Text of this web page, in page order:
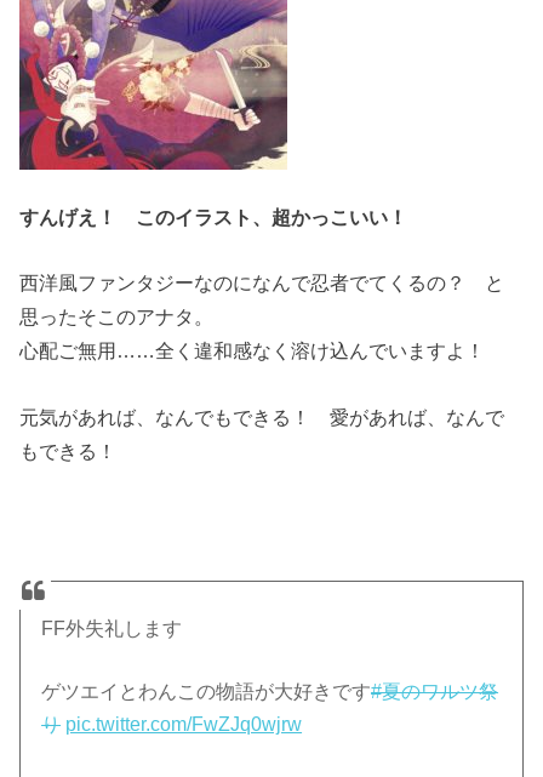
すんげえ！ このイラスト、超かっこいい！
西洋風ファンタジーなのになんで忍者でてくるの？ と
思ったそこのアナタ。
心配ご無用……全く違和感なく溶け込んでいますよ！
元気があれば、なんでもできる！ 愛があれば、なんで
もできる！
FF外失礼します
ゲツエイとわんこの物語が大好きです#夏のワルツ祭
り pic.twitter.com/FwZJq0wjrw